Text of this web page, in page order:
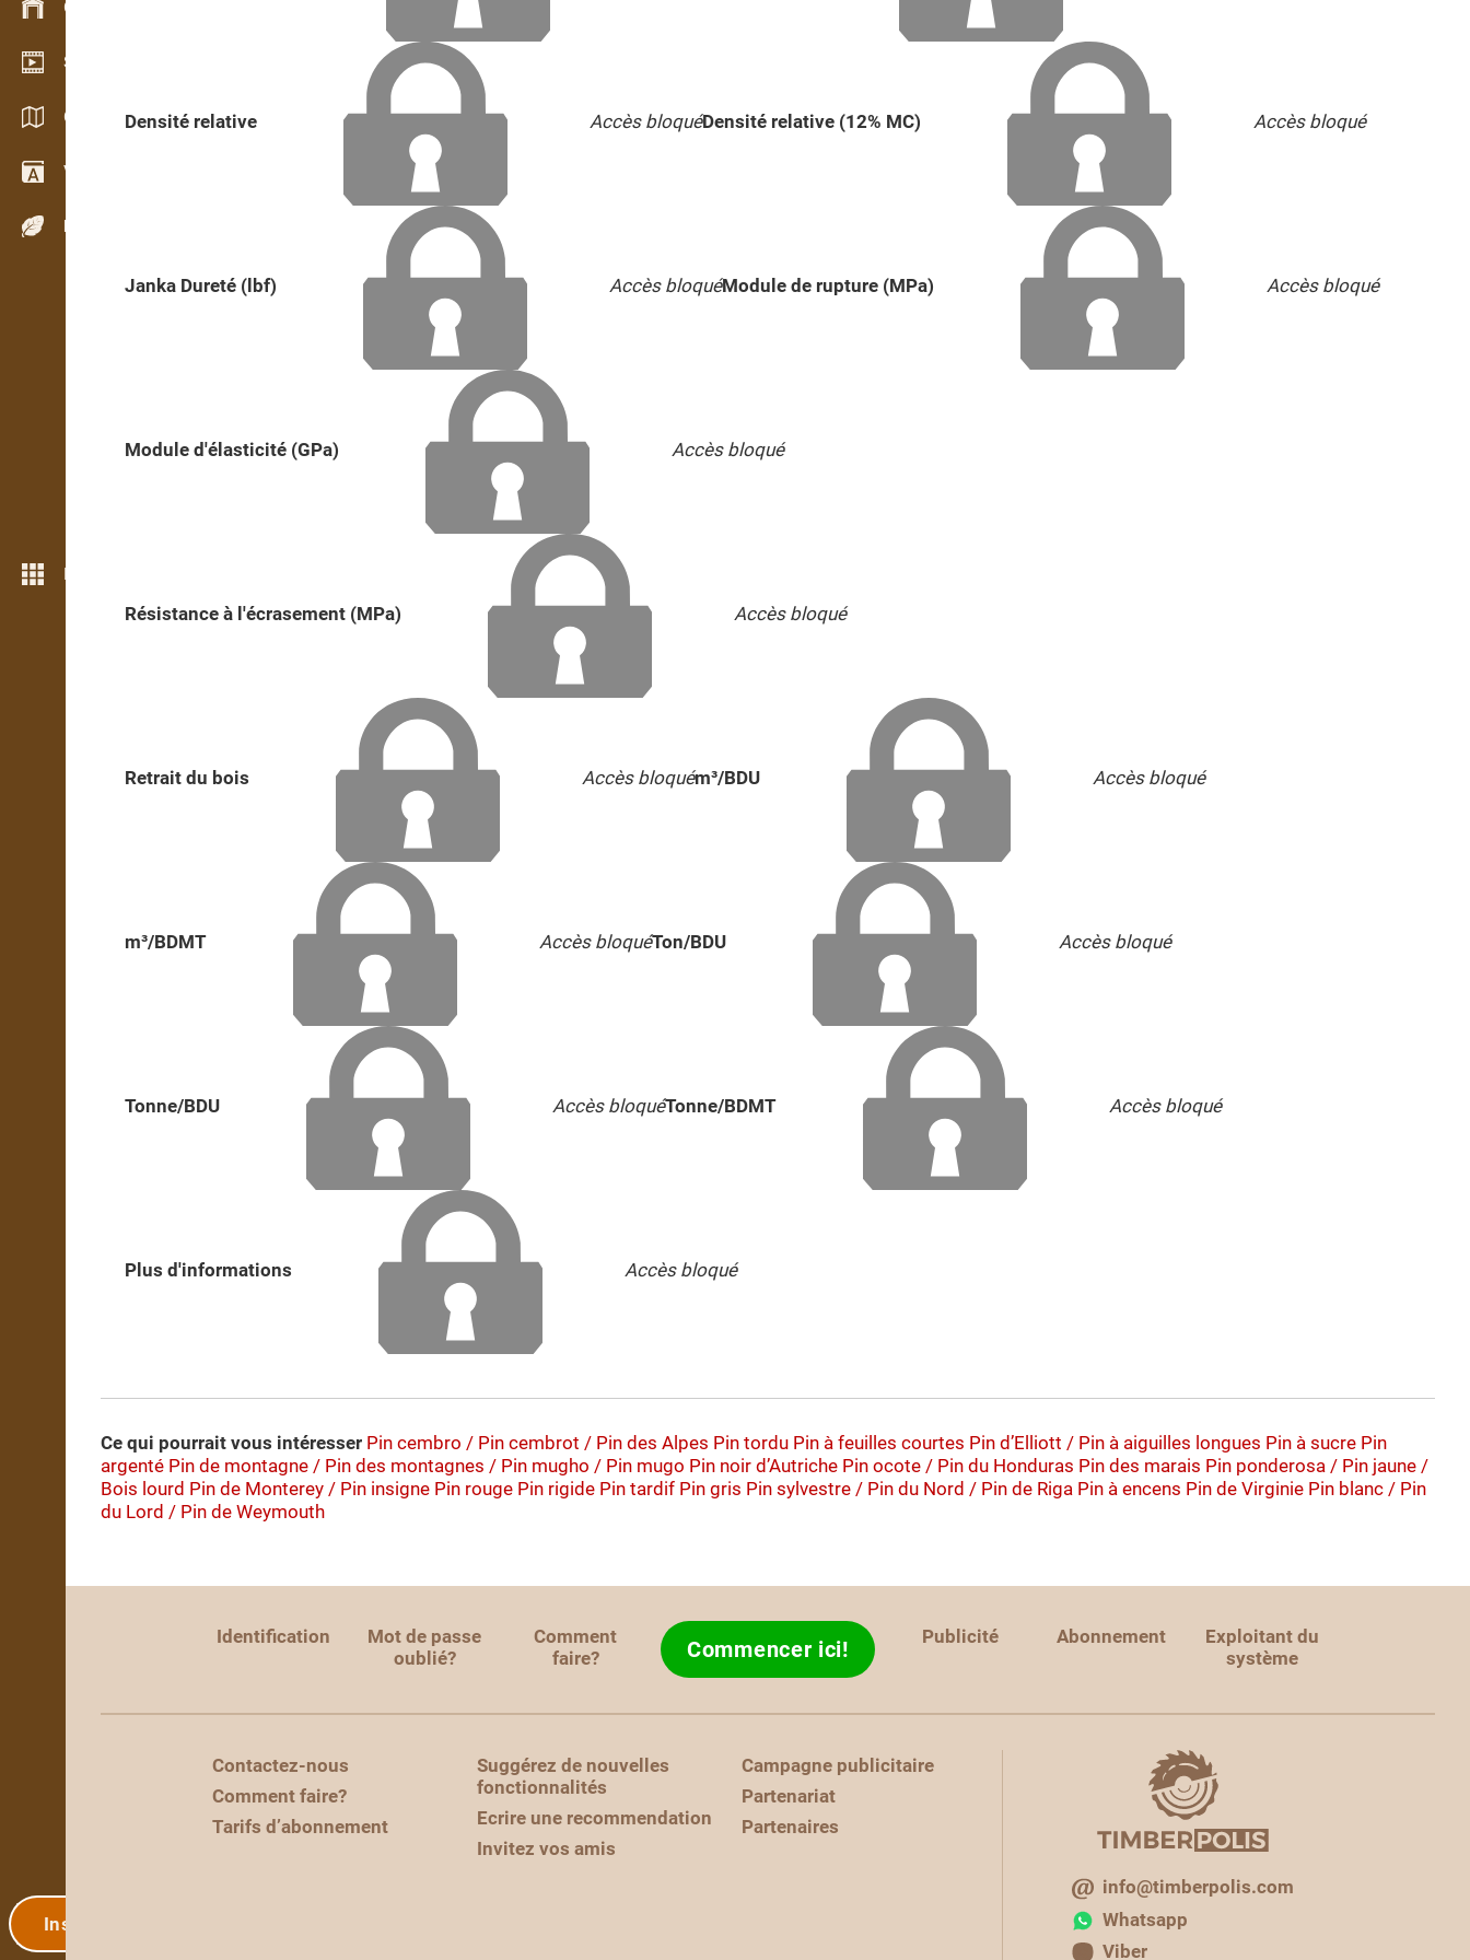
Gestion du stock
Schowroom vidéo
Catalogues / Brochures
Vocabulaire
Espèces de bois
Plus de fonctions
Inscription
Densité relative Accès bloquéDensité relative (12% MC) Accès bloqué
Janka Dureté (lbf) Accès bloquéModule de rupture (MPa) Accès bloqué
Module d'élasticité (GPa) Accès bloqué
Résistance à l'écrasement (MPa) Accès bloqué
Retrait du bois Accès bloquém³/BDU Accès bloqué
m³/BDMT Accès bloquéTon/BDU Accès bloqué
Tonne/BDU Accès bloquéTonne/BDMT Accès bloqué
Plus d'informations Accès bloqué
Ce qui pourrait vous intéresser Pin cembro / Pin cembrot / Pin des Alpes Pin tordu Pin à feuilles courtes Pin d’Elliott / Pin à aiguilles longues Pin à sucre Pin
argenté Pin de montagne / Pin des montagnes / Pin mugho / Pin mugo Pin noir d’Autriche Pin ocote / Pin du Honduras Pin des marais Pin ponderosa / Pin jaune /
Bois lourd Pin de Monterey / Pin insigne Pin rouge Pin rigide Pin tardif Pin gris Pin sylvestre / Pin du Nord / Pin de Riga Pin à encens Pin de Virginie Pin blanc / Pin
du Lord / Pin de Weymouth
Identification
Mot de passe
oublié?
Comment
faire?
Commencer ici! Publicité Abonnement
Exploitant du
système
Contactez-nous
Comment faire?
Tarifs d’abonnement
Suggérez de nouvelles
fonctionnalités
Ecrire une recommendation
Invitez vos amis
Campagne publicitaire
Partenariat
Partenaires
info@timberpolis.com
Whatsapp
Viber